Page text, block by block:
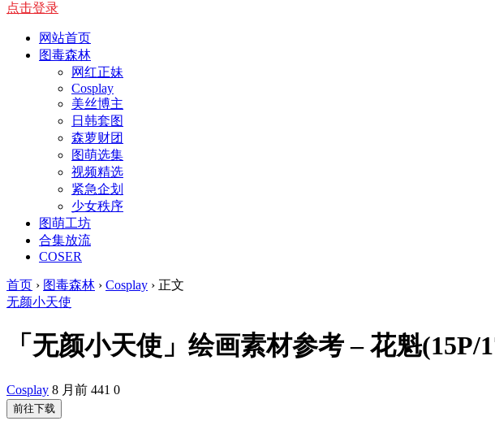
点击登录
网站首页
图毒森林
网红正妹
Cosplay
美丝博主
日韩套图
森萝财团
图萌选集
视频精选
紧急企划
少女秩序
图萌工坊
合集放流
COSER
首页 › 图毒森林 › Cosplay › 正文
无颜小天使
「无颜小天使」绘画素材参考 – 花魁(15P/
Cosplay 8 月前 441 0
前往下载